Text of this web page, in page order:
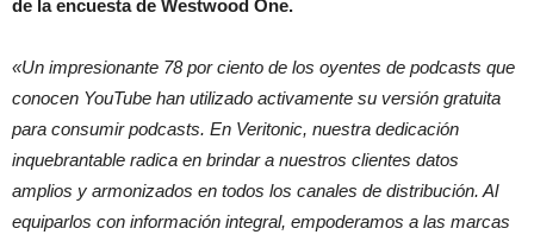
de la encuesta de Westwood One.
«Un impresionante 78 por ciento de los oyentes de podcasts que
conocen YouTube han utilizado activamente su versión gratuita
para consumir podcasts. En Veritonic, nuestra dedicación
inquebrantable radica en brindar a nuestros clientes datos
amplios y armonizados en todos los canales de distribución. Al
equiparlos con información integral, empoderamos a las marcas